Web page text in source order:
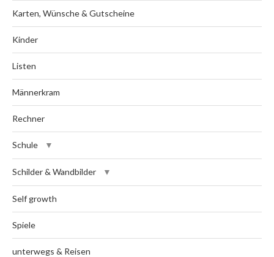
Karten, Wünsche & Gutscheine
Kinder
Listen
Männerkram
Rechner
Schule
Schilder & Wandbilder
Self growth
Spiele
unterwegs & Reisen